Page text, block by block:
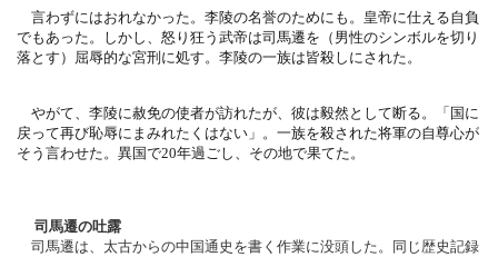
言わずにはおれなかった。李陵の名誉のためにも。 皇帝に仕える自負
でもあった。しかし、怒り狂う武帝は司馬遷を（ 男性のシンボルを切り
落とす）屈辱的な宮刑に処す。 李陵の一族は皆殺しにされた。
やがて、李陵に赦免の使者が訪れたが、彼は毅然として断る。「 国に
戻って再び恥辱にまみれたくはない」。 一族を殺された将軍の自尊心が
そう言わせた。 異国で20年過ごし、その地で果てた。
司馬遷の吐露
司馬遷は、太古からの中国通史を書く作業に没頭した。
同じ歴史記録